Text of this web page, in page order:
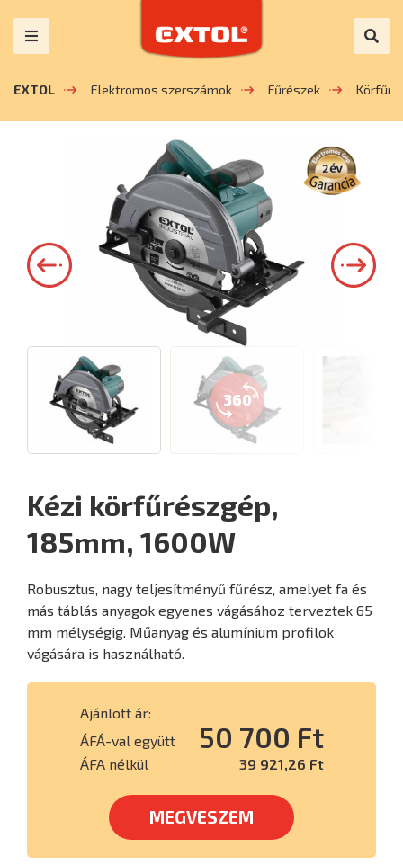
EXTOL Elektromos szerszámok Fűrészek
360°
Kézi körfűrészgép,
185mm, 1600W
Robusztus, nagy teljesítményű fűrész, amelyet fa és
más táblás anyagok egyenes vágásához terveztek 65
mm mélységig. Műanyag és alumínium profilok
vágására is használható.
Ajánlott ár:
ÁFÁ-val együtt
50 700 Ft
ÁFA nélkül 39 921,26 Ft
MEGVESZEM